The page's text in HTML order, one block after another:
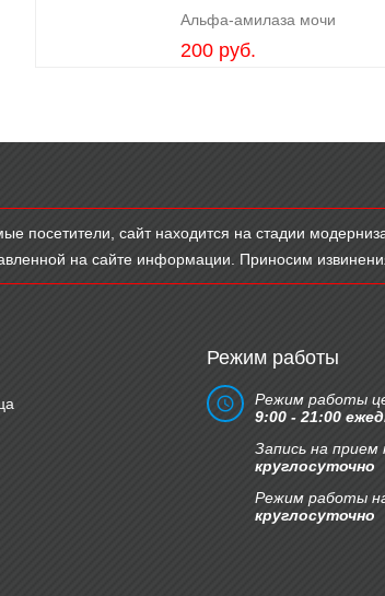
Альфа-амилаза мочи
200 руб.
посетители, сайт находится на стадии
на сайте информации. Приносим
Режим работы
Режим работы
9:00 - 21:00
Запись на
круглосуточно
Режим работы
круглосуточно